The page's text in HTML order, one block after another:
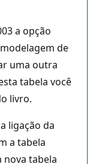
a opção
de
uma outra
tabela você
livro.
ligação da
a tabela
nova tabela